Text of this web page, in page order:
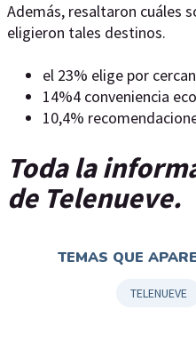
Además, resaltaron cuáles
eligieron tales destinos.
el 23% elige por
14%4 conveniencia
10,4%
Toda la
de Telenueve.
TEMAS QUE
TELENUEVE